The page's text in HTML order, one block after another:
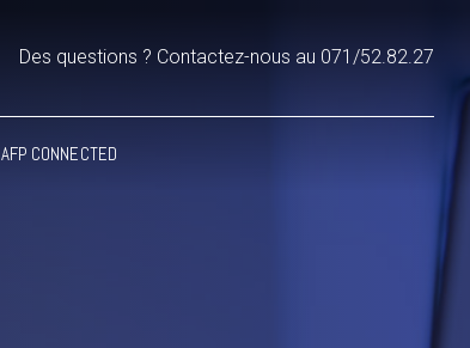
Des questions ? Contactez-nous au 071/52.82.27
AFP CONNECTED